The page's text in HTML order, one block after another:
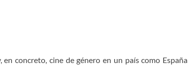
concreto, cine de género en un país como España